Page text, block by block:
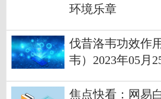
环境乐章
伐昔洛韦功效作
韦）2023年05月
焦点快看：网易